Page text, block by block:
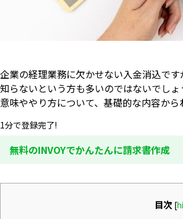
企業の経理業務に欠かせない入金消込で
知らないという方も多いのではないでし
意味ややり方について、基礎的な内容か
1分で登録完了!
無料のINVOYでかんたんに請求書作成
目次 [